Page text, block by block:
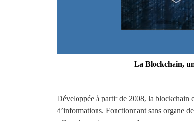
La Blockchain,
Développée à partir de 2008, la blockchain
d’informations. Fonctionnant sans organe